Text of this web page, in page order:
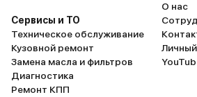
Сервисы и ТО
Техническое обслуживание
Кузовной ремонт
Замена масла и фильтров
Диагностика
Ремонт КПП
О нас